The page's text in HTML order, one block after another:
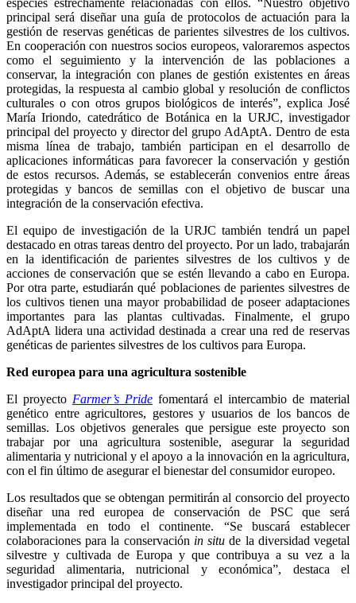
especies estrechamente relacionadas con ellos. “Nuestro objetivo
principal será diseñar una guía de protocolos de actuación para la
gestión de reservas genéticas de parientes silvestres de los cultivos.
En cooperación con nuestros socios europeos, valoraremos aspectos
como el seguimiento y la intervención de las poblaciones a
conservar, la integración con planes de gestión existentes en áreas
protegidas, la respuesta al cambio global y resolución de conflictos
culturales o con otros grupos biológicos de interés”, explica José
María Iriondo, catedrático de Botánica en la URJC, investigador
principal del proyecto y director del grupo AdAptA. Dentro de esta
misma línea de trabajo, también participan en el desarrollo de
aplicaciones informáticas para favorecer la conservación y gestión
de estos recursos. Además, se establecerán convenios entre áreas
protegidas y bancos de semillas con el objetivo de buscar una
integración de la conservación efectiva.
El equipo de investigación de la URJC también tendrá un papel
destacado en otras tareas dentro del proyecto. Por un lado, trabajarán
en la identificación de parientes silvestres de los cultivos y de
acciones de conservación que se estén llevando a cabo en Europa.
Por otra parte, estudiarán qué poblaciones de parientes silvestres de
los cultivos tienen una mayor probabilidad de poseer adaptaciones
importantes para las plantas cultivadas. Finalmente, el grupo
AdAptA lidera una actividad destinada a crear una red de reservas
genéticas de parientes silvestres de los cultivos para Europa.
Red europea para una agricultura sostenible
El proyecto Farmer’s Pride fomentará el intercambio de material
genético entre agricultores, gestores y usuarios de los bancos de
semillas. Los objetivos generales que persigue este proyecto son
trabajar por una agricultura sostenible, asegurar la seguridad
alimentaria y nutricional y el apoyo a la innovación en la agricultura,
con el fin último de asegurar el bienestar del consumidor europeo.
Los resultados que se obtengan permitirán al consorcio del proyecto
diseñar una red europea de conservación de PSC que será
implementada en todo el continente. “Se buscará establecer
colaboraciones para la conservación in situ de la diversidad vegetal
silvestre y cultivada de Europa y que contribuya a su vez a la
seguridad alimentaria, nutricional y económica”, destaca el
investigador principal del proyecto.